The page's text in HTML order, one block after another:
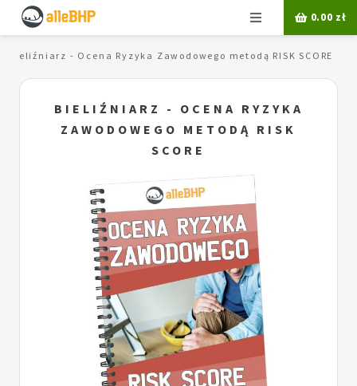
Menu 0.00 zł
Bieliźniarz - Ocena Ryzyka Zawodowego metodą RISK SCORE
BIELIŹNIARZ - OCENA RYZYKA
ZAWODOWEGO METODĄ RISK
SCORE